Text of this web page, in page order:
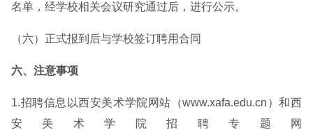
名单，经学校相关会议研究通过后，进行公示。
（六）正式报到后与学校签订聘用合同
六、注意事项
1.招聘信息以西安美术学院网站（www.xafa.edu.cn）和西
安美术学院招聘专题网